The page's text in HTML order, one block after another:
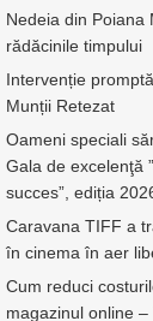
Nedeia din Poiana
rădăcinile timpului
Intervenție
Munții Retezat
Oameni speciali
Gala de excelenţă
succes”, ediția
Caravana TIFF a
în cinema în aer
Cum reduci
magazinul online